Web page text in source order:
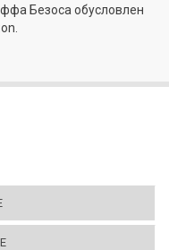
Безоса обусловлен